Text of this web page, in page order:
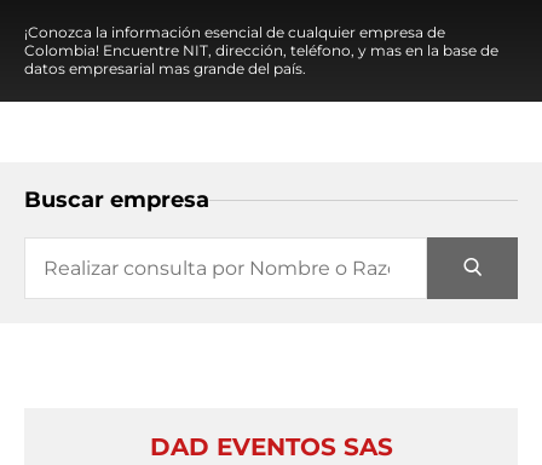
¡Conozca la información esencial de cualquier empresa de
Colombia! Encuentre NIT, dirección, teléfono, y mas en la base de
datos empresarial mas grande del país.
Buscar empresa
DAD EVENTOS SAS